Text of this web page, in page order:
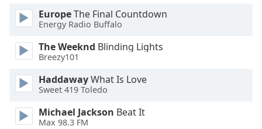
Background
Color
EuropeThe Final Countdown
Energy Radio Buffalo
The Weeknd Blinding Lights
Breezy101
HaddawayWhat Is Love
Sweet 419 Toledo
Michael Jackson Beat It
Max 98.3 FM